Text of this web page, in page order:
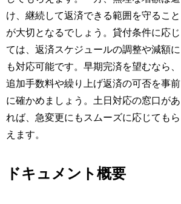
け、継続して返済できる範囲を守ること
が大切となるでしょう。貸付条件に応じ
ては、返済スケジュールの調整や減額に
も対応可能です。早期完済を望むなら、
追加手数料や繰り上げ返済の可否を事前
に確かめましょう。土日対応の窓口があ
れば、急変更にもスムーズに応じてもら
えます。
ドキュメント概要